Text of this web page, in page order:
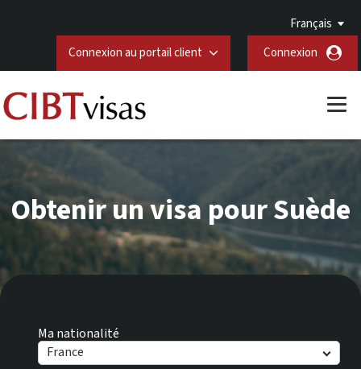
Français
Connexion au portail client
Connexion
Ma nationalité
France
Obtenir un visa pour Suède